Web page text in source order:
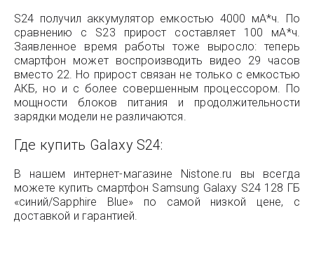
S24 получил аккумулятор емкостью 4000 мА*ч. По
сравнению с S23 прирост составляет 100 мА*ч.
Заявленное время работы тоже выросло: теперь
смартфон может воспроизводить видео 29 часов
вместо 22. Но прирост связан не только с емкостью
АКБ, но и с более совершенным процессором. По
мощности блоков питания и продолжительности
зарядки модели не различаются.
Где купить Galaxy S24:
В нашем интернет-магазине Nistone.ru вы всегда
можете купить смартфон Samsung Galaxy S24 128 ГБ
«синий/Sapphire Blue» по самой низкой цене, с
доставкой и гарантией.